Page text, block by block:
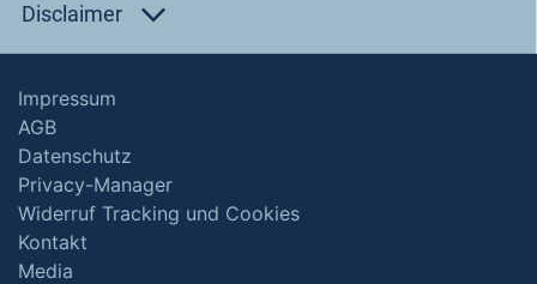
Disclaimer
Impressum
AGB
Datenschutz
Privacy-Manager
Widerruf Tracking und Cookies
Kontakt
Media